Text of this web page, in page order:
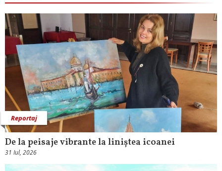
Reportaj
De la peisaje vibrante la liniștea icoanei
31 Iul, 2026